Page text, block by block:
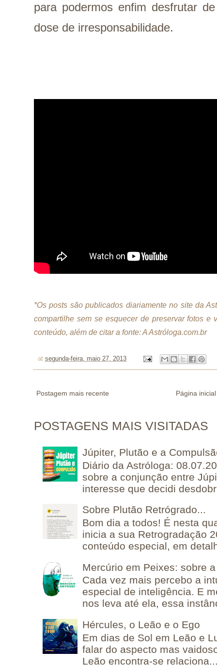
para podermos enfim desfrutar
dose de irresponsabilidade.
*Os posts são publicados diariamente no site da
compartilhe sem se esquecer de preservar fotos e
conteúdo, além de citar a fonte: A Astróloga.com.br
at segunda-feira, maio 27, 2013
Postagem mais recente Página inicial
POSTAGENS MAIS VISITADAS
Júpiter, Plutão e a
Diário da Astróloga:
sobre a conjunção entre
interesse que decidi
Sobre Plutão Retrógrado...
Bom dia a todos! É nesta
inicia a sua Retrogradação
conteúdo especial, em
Mercúrio em Peixes: sobre
Cada vez mais percebo a
especial de inteligência. E
nos leva até ela, essa
Hércules, o Leão e o Ego
Em dias de Sol em Leão e
falar do aspecto mas
Leão encontra-se